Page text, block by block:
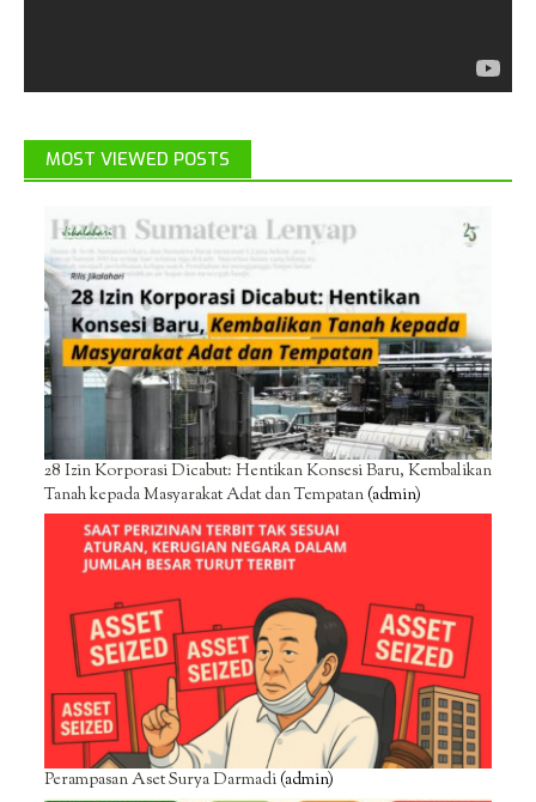
MOST VIEWED POSTS
28 Izin Korporasi Dicabut: Hentikan Konsesi Baru, Kembalikan
Tanah kepada Masyarakat Adat dan Tempatan(admin)
Perampasan Aset Surya Darmadi(admin)